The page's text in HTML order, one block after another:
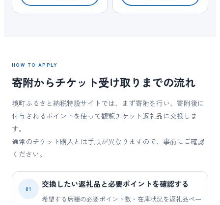
HOW TO APPLY
寄附からチケット受け取りまでの流れ
境町ふるさと納税特設サイトでは、まず寄附を行い、寄附後に
付与されるポイントを使って観覧チケット返礼品に交換しま
す。
通常のチケット購入とは手順が異なりますので、事前にご確認
ください。
01 交換したい返礼品と必要ポイントを確認する
希望する席種の必要ポイント数・在庫状況を返礼品ペー